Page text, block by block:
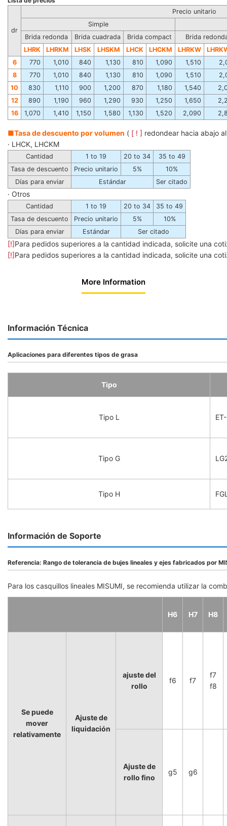
dr
Precio unitario
Simple
Brida redonda
Brida cuadrada Brida compact
Brida
LHRK
LHRKM LHSK LHSKM LHCK LHCKM LHRKW
6
770 1,010 840 1,130 810 1,090 1,510
8
770 1,010 840 1,130 810 1,090 1,510
10
830 1,110 900 1,200 870 1,180 1,540
12
890 1,190 960 1,290 930 1,250 1,650
16
1,070 1,410 1,150 1,580 1,130 1,520 2,090
■Tasa de descuento por volumen ( [ ! ] redondear hacia abajo
· LHCK, LHCKM
Cantidad 1 to 19 20 to 34
35 to 49
Tasa de descuento
Precio unitario 5%
10%
Días para enviar
Estándar Ser citado
· Otros
Cantidad 1 to 19 20 to 34
35 to 49
Tasa de descuento
Precio unitario 5%
10%
Días para enviar
Estándar Ser citado
[!]Para pedidos superiores a la cantidad indicada, solicite una
[!]Para pedidos superiores a la cantidad indicada, solicite una
More Information
Información Técnica
Aplicaciones para diferentes tipos de grasa
Tipo
Tipo L
Tipo G
Tipo H
Información de Soporte
Referencia: Rango de tolerancia de bujes lineales y ejes fabricados por
Para los casquillos lineales MISUMI, se recomienda utilizar la
H6 H7 H8
Se puede
mover
relativamente
Ajuste de
liquidación
ajuste del
rollo
f6 f7
f7
f8
Ajuste de
rollo fino
g5 g6